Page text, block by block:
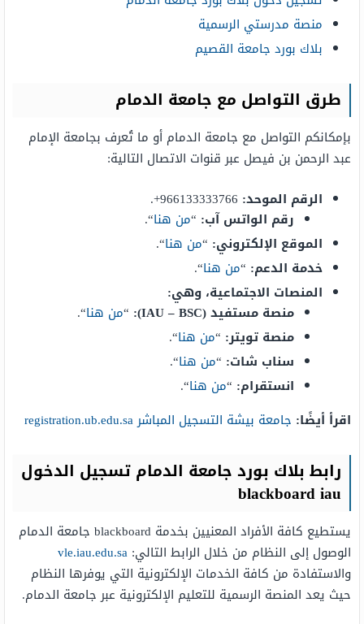
منصة مدرستي الرسمية
بلاك بورد جامعة القصيم
طرق التواصل مع جامعة الدمام
بإمكانكم التواصل مع جامعة الدمام أو ما تُعرف بجامعة الإمام
عبد الرحمن بن فيصل عبر قنوات الاتصال التالية:
الرقم الموحد: 966133333766+.
رقم الواتس آب: “من هنا“.
الموقع الإلكتروني: “من هنا“.
خدمة الدعم: “من هنا“.
المنصات الاجتماعية، وهي:
منصة مستفيد (IAU – BSC):
“من هنا“.
منصة تويتر: “من هنا“.
سناب شات: “من هنا“.
انستقرام: “من هنا“.
اقرأ أيضًا: جامعة بيشة التسجيل المباشر registration.ub.edu.sa
رابط بلاك بورد جامعة الدمام تسجيل الدخول
blackboard iau
يستطيع كافة الأفراد المعنيين بخدمة blackboard جامعة الدمام
الوصول إلى النظام من خلال الرابط التالي: vle.iau.edu.sa
والاستفادة من كافة الخدمات الإلكترونية التي يوفرها النظام
حيث يعد المنصة الرسمية للتعليم الإلكترونية عبر جامعة الدمام.